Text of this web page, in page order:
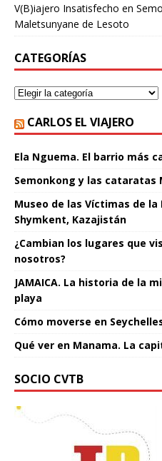
V(B)iajero Insatisfecho en
Maletsunyane de Lesoto
CATEGORÍAS
CARLOS EL VIAJERO
Ela Nguema. El barrio más
Semonkong y las cataratas
Museo de las Víctimas de
Shymkent, Kazajistán
¿Cambian los lugares que
nosotros?
JAMAICA. La historia de la
playa
Cómo moverse en
Qué ver en Manama. La
SOCIO CVTB